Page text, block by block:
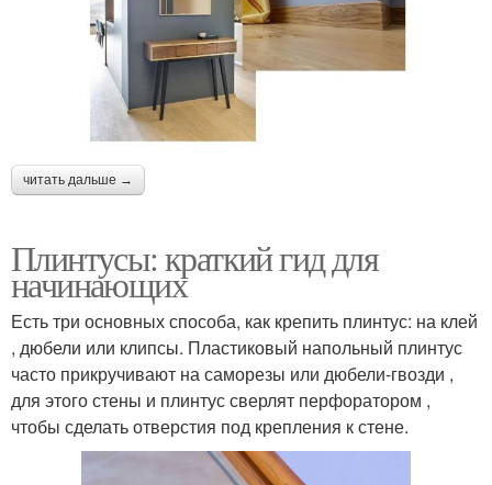
читать дальше →
Плинтусы: краткий гид для
начинающих
Есть три основных способа, как крепить плинтус: на клей
, дюбели или клипсы. Пластиковый напольный плинтус
часто прикручивают на саморезы или дюбели-гвозди ,
для этого стены и плинтус сверлят перфоратором ,
чтобы сделать отверстия под крепления к стене.